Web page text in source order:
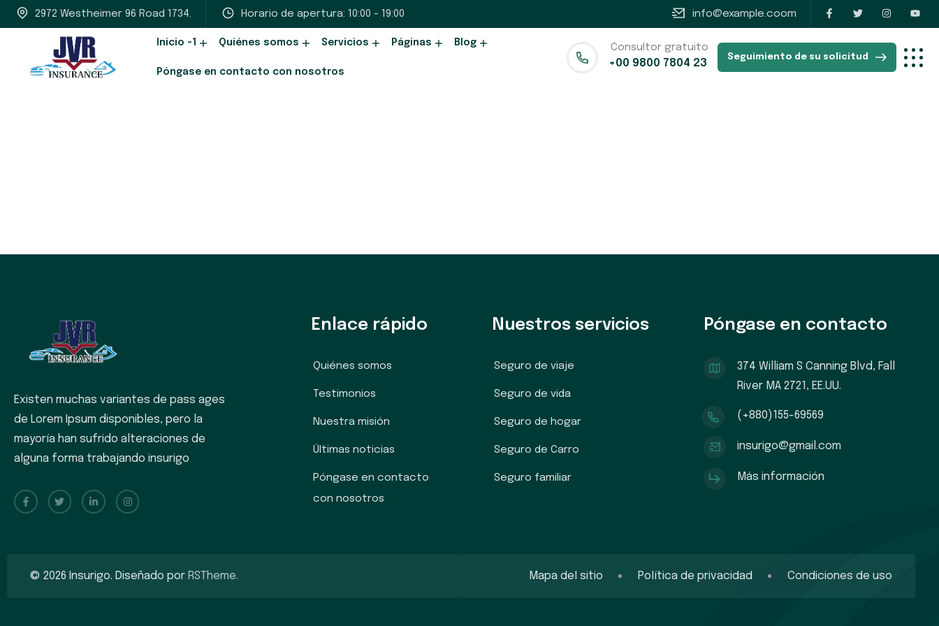
2972 Westheimer 96 Road 1734. Horario de apertura: 10:00 - 19:00 info@example.coom
Inicio -1 Quiénes somos Servicios Páginas Blog
Póngase en contacto con nosotros
Consultor gratuito
+00 9800 7804 23 Seguimiento de su solicitud
Existen muchas variantes de pass ages
de Lorem Ipsum disponibles, pero la
mayoría han sufrido alteraciones de
alguna forma trabajando insurigo
Enlace rápido
Quiénes somos
Testimonios
Nuestra misión
Últimas noticias
Póngase en contacto
con nosotros
Nuestros servicios
Seguro de viaje
Seguro de vida
Seguro de hogar
Seguro de Carro
Seguro familiar
Póngase en contacto
374 William S Canning Blvd, Fall
River MA 2721, EE.UU.
(+880)155-69569
insurigo@gmail.com
Más información
© 2026 Insurigo. Diseñado por RSTheme. Mapa del sitio Política de privacidad Condiciones de uso